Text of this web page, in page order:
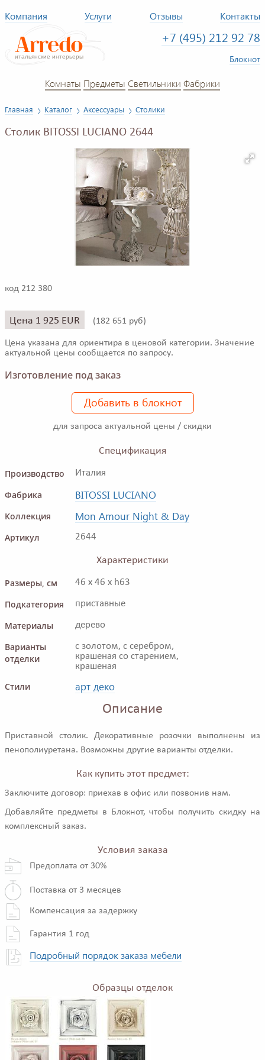
Компания Услуги Отзывы Контакты
+7 (495) 212 92 78
Блокнот
Комнаты Предметы Светильники Фабрики
Главная Каталог Аксессуары Столики
Столик BITOSSI LUCIANO 2644
код 212 380
Цена 1 925 EUR (182 651 руб)
Цена указана для ориентира в ценовой категории. Значение
актуальной цены сообщается по запросу.
Изготовление под заказ
Добавить в блокнот
для запроса актуальной цены / скидки
Спецификация
Производство
Италия
Фабрика BITOSSI LUCIANO
Коллекция Mon Amour Night & Day
Артикул 2644
Характеристики
Размеры, см
46 x 46 x h63
Подкатегория приставные
Материалы дерево
Варианты
отделки
с золотом, с серебром,
крашеная со старением,
крашеная
Стили арт деко
Описание
Приставной столик. Декоративные розочки выполнены из
пенополиуретана. Возможны другие варианты отделки.
Как купить этот предмет:
Заключите договор: приехав в офис или позвонив нам.
Добавляйте предметы в Блокнот, чтобы получить скидку на
комплексный заказ.
Условия заказа
Предоплата от 30%
Поставка от 3 месяцев
Компенсация за задержку
Гарантия 1 год
Подробный порядок заказа мебели
Образцы отделок